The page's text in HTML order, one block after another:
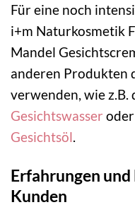
Für eine noch
i+m Naturkosmetik
Mandel
anderen Produkten
verwenden, wie z.B.
Gesichtswasser
Gesichtsöl.
Erfahrungen
Kunden